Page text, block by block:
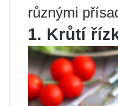
různými
1. Krůtí